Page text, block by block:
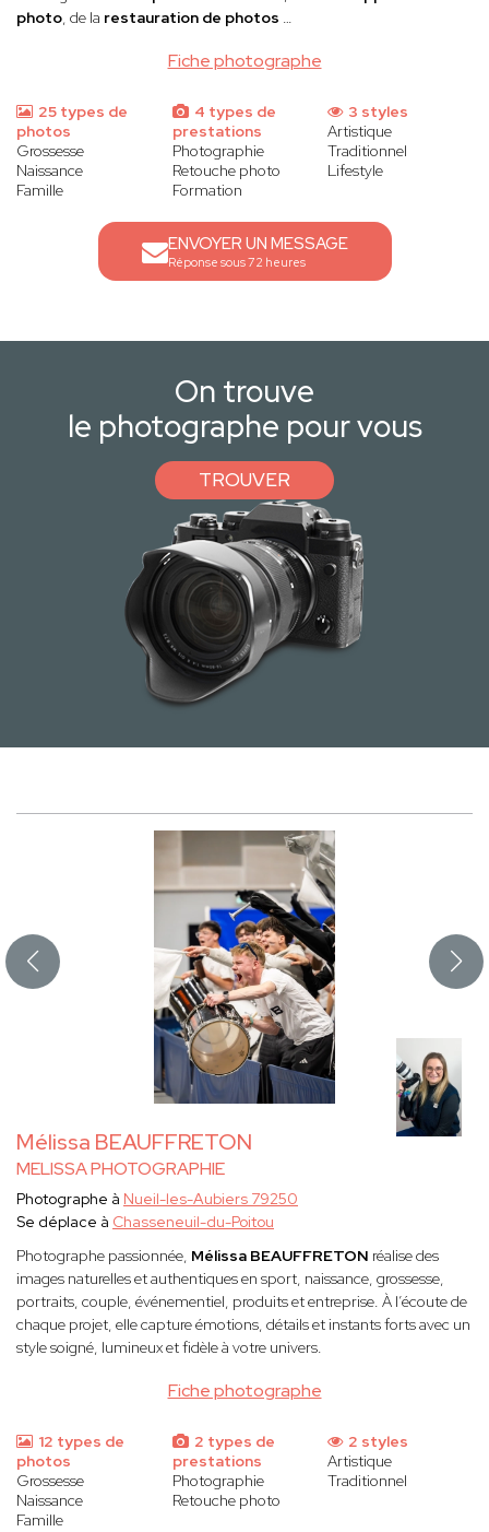
Fiche photographe
photo, de la restauration de photos …
25 types de
photos
Grossesse
Naissance
Famille
4 types de
prestations
Photographie
Retouche photo
Formation
3 styles
Artistique
Traditionnel
Lifestyle
ENVOYER UN MESSAGE
Réponse sous 72 heures
On trouve
le photographe pour vous
TROUVER
Mélissa BEAUFFRETON
MELISSA PHOTOGRAPHIE
Fiche photographe
Photographe à Nueil-les-Aubiers 79250
Se déplace à Chasseneuil-du-Poitou
Photographe passionnée, Mélissa BEAUFFRETON réalise des
images naturelles et authentiques en sport, naissance, grossesse,
portraits, couple, événementiel, produits et entreprise. À l’écoute de
chaque projet, elle capture émotions, détails et instants forts avec un
style soigné, lumineux et fidèle à votre univers.
12 types de
photos
Grossesse
Naissance
Famille
2 types de
prestations
Photographie
Retouche photo
2 styles
Artistique
Traditionnel